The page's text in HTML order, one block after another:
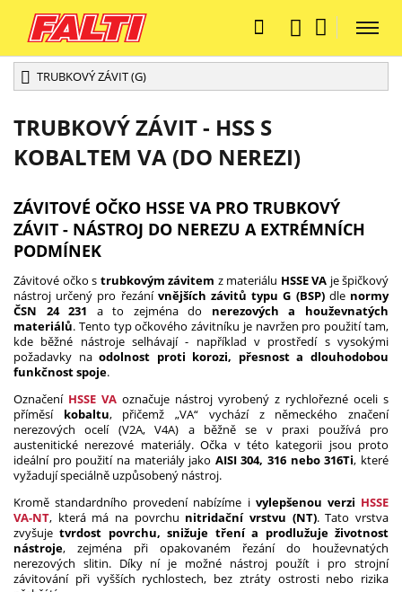
TRUBKOVÝ ZÁVIT (G)
TRUBKOVÝ ZÁVIT - HSS S
KOBALTEM VA (DO NEREZI)
ZÁVITOVÉ OČKO HSSE VA PRO TRUBKOVÝ
ZÁVIT - NÁSTROJ DO NEREZU A EXTRÉMNÍCH
PODMÍNEK
Závitové očko s trubkovým závitem z materiálu HSSE VA je špičkový
nástroj určený pro řezání vnějších závitů typu G (BSP)dle normy
ČSN 24 231 a to zejména do nerezových a houževnatých
materiálů. Tento typ očkového závitníku je navržen pro použití tam,
kde běžné nástroje selhávají - například v prostředí s vysokými
požadavky naodolnost proti korozi, přesnost a dlouhodobou
funkčnost spoje.
Označení HSSE VA označuje nástroj vyrobený z rychlořezné oceli s
příměsí kobaltu, přičemž „VA“ vychází z německého značení
nerezových ocelí (V2A, V4A) a běžně se v praxi používá pro
austenitické nerezové materiály. Očka v této kategorii jsou proto
ideální pro použití na materiály jako AISI 304, 316 nebo 316Ti, které
vyžadují speciálně uzpůsobený nástroj.
Kromě standardního provedení nabízíme i vylepšenou verzi HSSE
VA-NT, která má na povrchu nitridační vrstvu (NT). Tato vrstva
zvyšujetvrdost povrchu, snižuje tření a prodlužuje životnost
nástroje, zejména při opakovaném řezání do houževnatých
nerezových slitin. Díky ní je možné nástroj použít i pro strojní
závitování při vyšších rychlostech, bez ztráty ostrosti nebo rizika